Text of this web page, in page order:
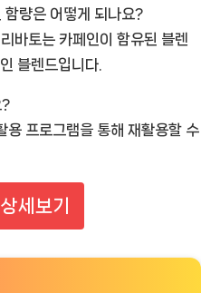
함량은 어떻게 되나요?
바토는 카페인이 함유된 블렌
블렌드입니다.
용 프로그램을 통해 재활용할 수
세보기